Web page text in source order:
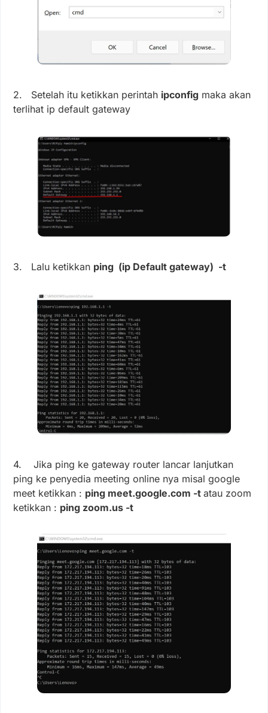
2. Setelah itu ketikkan perintah ipconfig maka akan
terlihat ip default gateway
3. Lalu ketikkan ping (ip Default gateway) -t
4. Jika ping ke gateway router lancar lanjutkan
ping ke penyedia meeting online nya misal google
meet ketikkan : ping meet.google.com -t atau zoom
ketikkan : ping zoom.us -t